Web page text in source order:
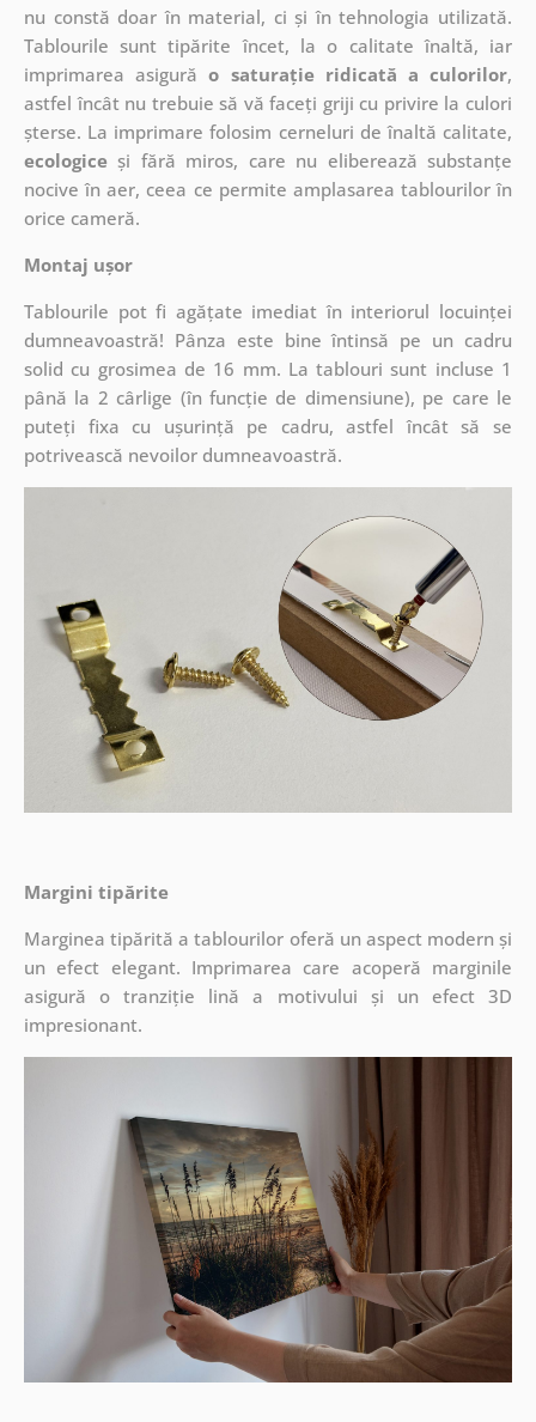
nu constă doar în material, ci și în tehnologia utilizată.
Tablourile sunt tipărite încet, la o calitate înaltă, iar
imprimarea asigurăo saturație ridicată a culorilor,
astfel încât nu trebuie să vă faceți griji cu privire la culori
șterse. La imprimare folosim cerneluri de înaltă calitate,
ecologiceși fără miros, care nu eliberează substanțe
nocive în aer, ceea ce permite amplasarea tablourilor în
orice cameră.
Montaj ușor
Tablourile pot fi agățate imediat în interiorul locuinței
dumneavoastră! Pânza este bine întinsă pe un cadru
solid cu grosimea de 16 mm. La tablouri sunt incluse 1
până la 2 cârlige (în funcție de dimensiune), pe care le
puteți fixa cu ușurință pe cadru, astfel încât să se
potrivească nevoilor dumneavoastră.
Margini tipărite
Marginea tipărită a tablourilor oferă un aspect modern și
un efect elegant. Imprimarea care acoperă marginile
asigură o tranziție lină a motivului și un efect 3D
impresionant.